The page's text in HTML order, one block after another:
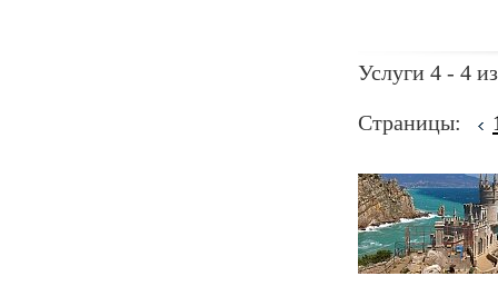
Услуги 4 - 4
Страницы: